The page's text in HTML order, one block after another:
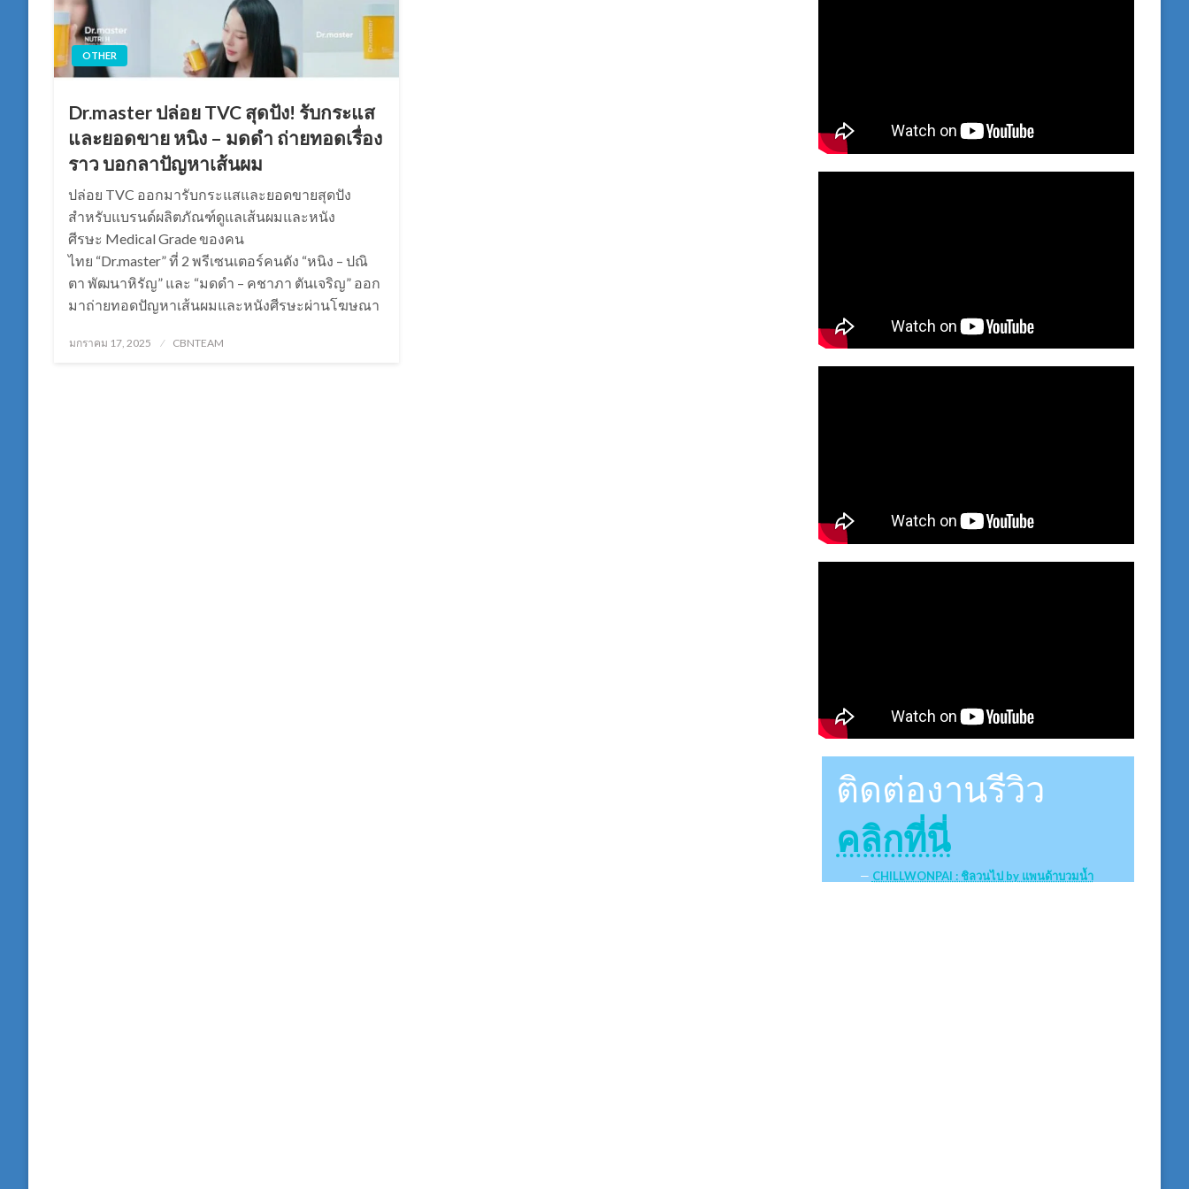
OTHER
Dr.master ปล่อย TVC สุดปัง! รับกระแส
และยอดขาย หนิง – มดดำ ถ่ายทอดเรื่อง
ราว บอกลาปัญหาเส้นผม
ปล่อย TVC ออกมารับกระแสและยอดขายสุดปัง
สำหรับแบรนด์ผลิตภัณฑ์ดูแลเส้นผมและหนัง
ศีรษะ Medical Grade ของคน
ไทย “Dr.master” ที่ 2 พรีเซนเตอร์คนดัง “หนิง – ปณิ
ตา พัฒนาหิรัญ” และ “มดดำ – คชาภา ตันเจริญ” ออก
มาถ่ายทอดปัญหาเส้นผมและหนังศีรษะผ่านโฆษณา
Posted
มกราคม 17, 2025 CBNTEAM
ติดต่องานรีวิว
คลิกที่นี่
CHILLWONPAI : ชิลวนไป by แพนด้าบวมน้ำ